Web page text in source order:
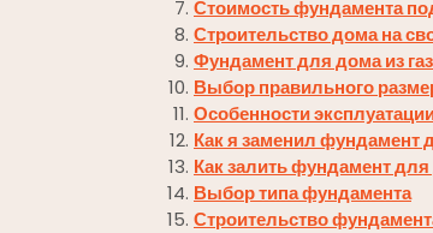
Стоимость фундамента
Строительство дома на
Фундамент для дома из
Выбор правильного
Особенности
Как я заменил фундамент
Как залить фундамент
Выбор типа фундамента
Строительство